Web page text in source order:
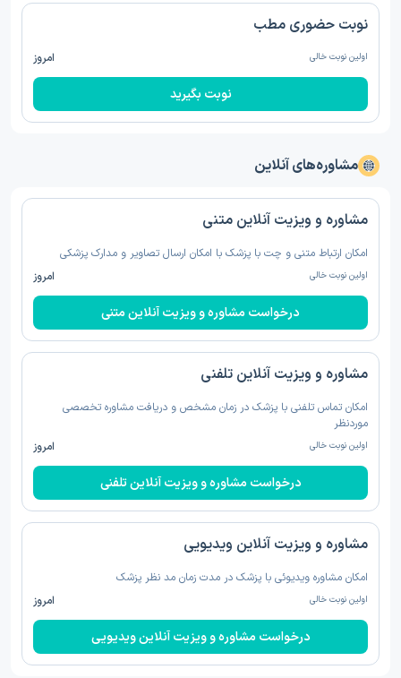
نوبت حضوری مطب
اولین نوبت خالی امروز
نوبت بگیرید
مشاوره‌های آنلاین
مشاوره و ویزیت آنلاین متنی
امکان ارتباط متنی و چت با پزشک با امکان ارسال تصاویر و مدارک پزشکی
اولین نوبت خالی امروز
درخواست مشاوره و ویزیت آنلاین متنی
مشاوره و ویزیت آنلاین تلفنی
امکان تماس تلفنی با پزشک در زمان مشخص و دریافت مشاوره تخصصی
موردنظر
اولین نوبت خالی امروز
درخواست مشاوره و ویزیت آنلاین تلفنی
مشاوره و ویزیت آنلاین ویدیویی
امکان مشاوره ویدیوئی با پزشک در مدت زمان مد نظر پزشک
اولین نوبت خالی امروز
درخواست مشاوره و ویزیت آنلاین ویدیویی